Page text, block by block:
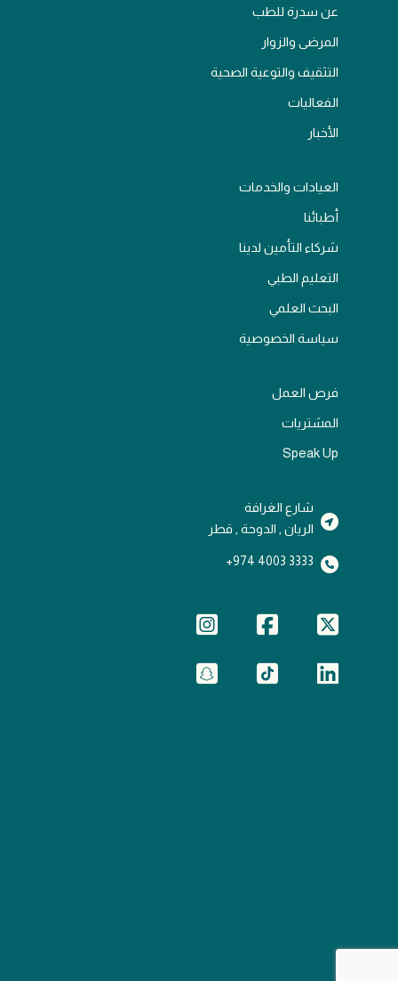
عن سدرة للطب
المرضى والزوار
التثقيف والتوعية الصحية
الفعاليات
الأخبار
العيادات والخدمات
أطبائنا
شركاء التأمين لدينا
التعليم الطبي
البحث العلمي
سياسة الخصوصية
فرص العمل
المشتريات
Speak Up
شارع الغرافة
الريان , الدوحة , قطر
3333 4003 974+